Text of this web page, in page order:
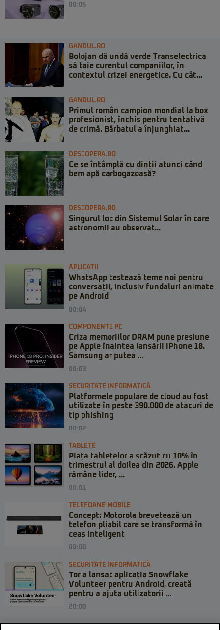
00:05
GANDUL.RO
Bolojan dă undă verde Transelectrica
să taie curentul companiilor, în
contextul crizei energetice. Cu cât...
GANDUL.RO
Primul român campion mondial la box
profesionist, închis pentru tentativă
de crimă. Bărbatul a înjunghiat...
DESCOPERA.RO
Ce se întâmplă cu dinții atunci când
bem apă carbogazoasă?
DESCOPERA.RO
Singurul loc din Sistemul Solar în care
astronomii au observat...
APLICATII
WhatsApp testează teme noi pentru
conversații, inclusiv fundaluri animate
pe Android
00:04
COMPONENTE PC
Criza memoriilor DRAM pune presiune
pe Apple înaintea lansării iPhone 18.
Samsung ar putea ...
00:03
SECURITATE INFORMATICĂ
Platformele populare de cloud au fost
utilizate în peste 390.000 de atacuri de
tip phishing
00:02
TABLETE
Piața tabletelor a scăzut cu 10% în
trimestrul al doilea din 2026. Apple
rămâne lider, ...
00:01
TELEFOANE MOBILE
Concept: Motorola brevetează un
telefon pliabil care se transformă în
ceas inteligent
00:00
SECURITATE INFORMATICĂ
Tor a lansat aplicația Snowflake
Volunteer pentru Android, creată
pentru a ajuta utilizatorii ...
20:00